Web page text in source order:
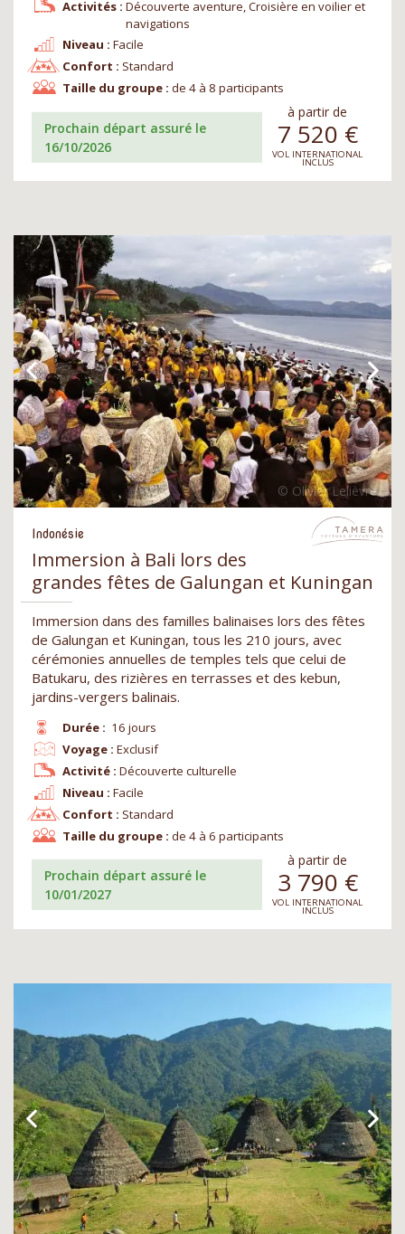
Niveau : Facile
Confort : Standard
Activités : Découverte aventure, Croisière en voilier et
navigations
Taille du groupe : de 4 à 8 participants
Prochain départ assuré le
16/10/2026
à partir de
7 520 €
VOL INTERNATIONAL
INCLUS
Indonésie
Immersion à Bali lors des
grandes fêtes de Galungan et Kuningan
Immersion dans des familles balinaises lors des fêtes
de Galungan et Kuningan, tous les 210 jours, avec
cérémonies annuelles de temples tels que celui de
Batukaru, des rizières en terrasses et des kebun,
jardins-vergers balinais.
Durée : 16 jours
Niveau : Facile
Voyage : Exclusif
Confort : Standard
Activité : Découverte culturelle
Taille du groupe : de 4 à 6 participants
Prochain départ assuré le
10/01/2027
à partir de
3 790 €
VOL INTERNATIONAL
INCLUS